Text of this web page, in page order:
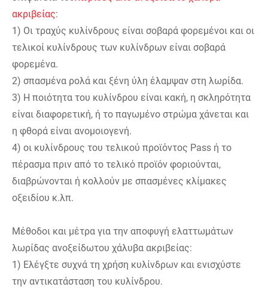
ακριβείας:
1) Οι τραχύς κυλίνδρους είναι σοβαρά φορεμένοι και οι
τελικοί κυλίνδρους των κυλίνδρων είναι σοβαρά
φορεμένα.
2) σπασμένα ρολά και ξένη ύλη έλαμψαν στη λωρίδα.
3) Η ποιότητα του κυλίνδρου είναι κακή, η σκληρότητα
είναι διαφορετική, ή το παγωμένο στρώμα χάνεται και
η φθορά είναι ανομοιογενή.
4) οι κυλίνδρους του τελικού προϊόντος Pass ή το
πέρασμα πριν από το τελικό προϊόν φοριούνται,
διαβρώνονται ή κολλούν με σπασμένες κλίμακες
οξειδίου κ.λπ.
Μέθοδοι και μέτρα για την αποφυγή ελαττωμάτων
λωρίδας ανοξείδωτου χάλυβα ακριβείας:
1) Ελέγξτε συχνά τη χρήση κυλίνδρων και ενισχύστε
την αντικατάσταση του κυλίνδρου.